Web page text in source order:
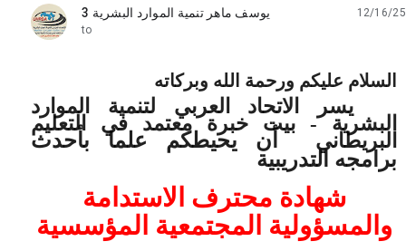
يوسف ماهر تنمية الموارد البشرية 3
unread,
12/16/25
to
السلام عليكم ورحمة الله وبركاته
يسر الاتحاد العربي لتنمية الموارد
البشرية - بيت خبرة معتمد في التعليم
البريطاني أن يحيطكم علما بأحدث
برامجه التدريبية
شهادة محترف الاستدامة
والمسؤولية المجتمعية المؤسسية